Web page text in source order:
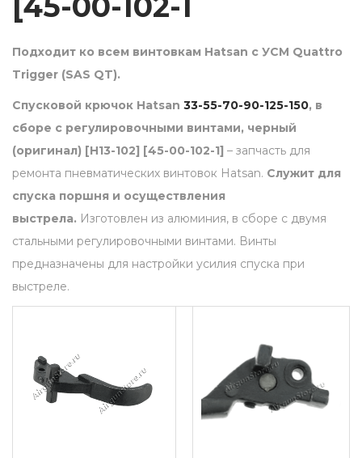
5
7
0
-
9
0
-
1
2
5
-
5
,
в
с
Подходит ко всем винтовкам Hatsan с УСМ Quattro
Trigger (SAS QT).
Спусковой крючок Hatsan 33-55-70-90-125-150, в
сборе с регулировочными винтами, черный
(оригинал) [H13-102] [45-00-102-1] – запчасть для
ремонта пневматических винтовок Hatsan. Служит для
спуска поршня и осуществления
выстрела. Изготовлен из алюминия, в сборе с двумя
стальными регулировочными винтами. Винты
предназначены для настройки усилия спуска при
выстреле.